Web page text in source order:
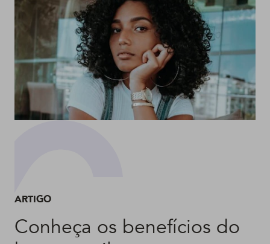
ARTIGO
Conheça os benefícios do